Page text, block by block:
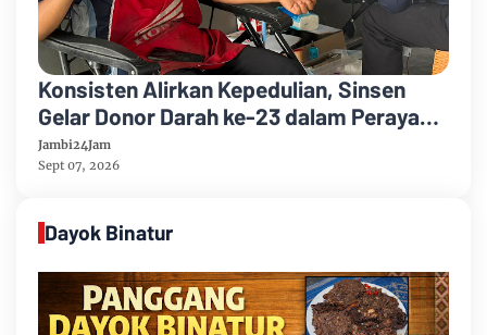
Konsisten Alirkan Kepedulian, Sinsen
Gelar Donor Darah ke-23 dalam Perayaan
Anniversary Sinsen
Jambi24Jam
Sept 07, 2026
Dayok Binatur